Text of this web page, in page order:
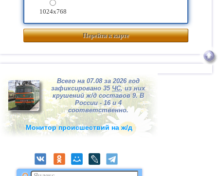
1024x768
Перейти к карте
Всего на 07.08 за 2026 год
зафиксировано 35ЧС, из них
крушений ж/д составов 9. В
России - 16 и 4
соответственно.
Монитор происшествий на ж/д